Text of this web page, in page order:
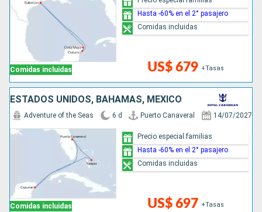
Comidas incluidas US$ 679 +Tasas
Hasta -60% en el 2° pasajero
Comidas incluidas
ESTADOS UNIDOS, BAHAMAS, MÉXICO
Comidas incluidas
Adventure of the Seas 6 d Puerto Canaveral 14/07/2027
US$ 697 +Tasas
Precio especial familias
Hasta -60% en el 2° pasajero
Comidas incluidas